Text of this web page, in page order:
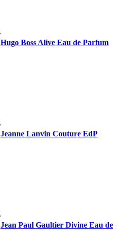
Hugo Boss Alive Eau de Parfum
Jeanne Lanvin Couture EdP
Jean Paul Gaultier Divine Eau de